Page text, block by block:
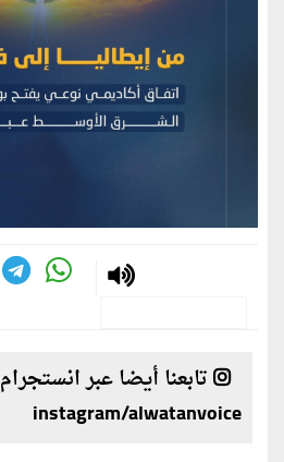
تابعنا أيضا عبر انستجرام
instagram/alwatanvoice